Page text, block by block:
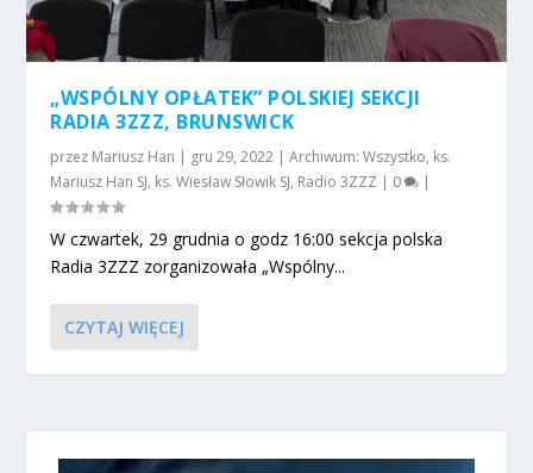
„WSPÓLNY OPŁATEK” POLSKIEJ SEKCJI
RADIA 3ZZZ, BRUNSWICK
przez Mariusz Han gru 29, 2022 |Archiwum: Wszystko, ks.
Mariusz Han SJ, ks. Wiesław Słowik SJ, Radio 3ZZZ 0
W czwartek, 29 grudnia o godz 16:00 sekcja polska
Radia 3ZZZ zorganizowała „Wspólny...
CZYTAJ WIĘCEJ